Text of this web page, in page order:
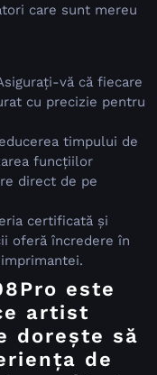
care sunt mereu
vă că fiecare
cu precizie pentru
timpului de
funcțiilor
direct de pe
certificată și
oferă încredere în
este
artist
dorește să
de